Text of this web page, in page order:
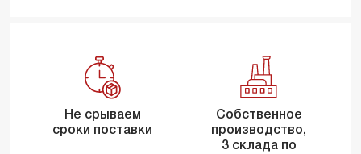
Не срываем
сроки поставки
Собственное
производство,
3 склада по